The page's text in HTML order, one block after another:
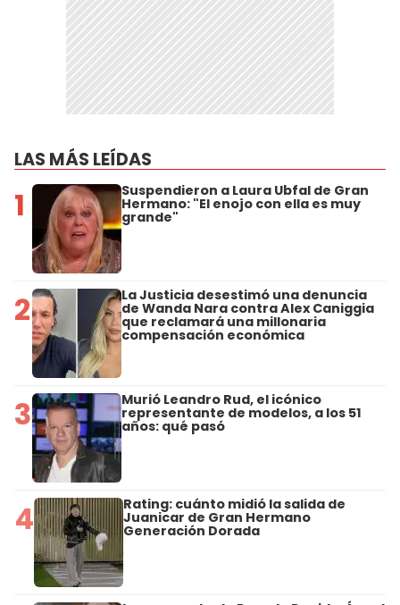
LAS MÁS LEÍDAS
1 Suspendieron a Laura Ubfal de Gran
Hermano: "El enojo con ella es muy
grande"
2 La Justicia desestimó una denuncia
de Wanda Nara contra Alex Caniggia
que reclamará una millonaria
compensación económica
3 Murió Leandro Rud, el icónico
representante de modelos, a los 51
años: qué pasó
4 Rating: cuánto midió la salida de
Juanicar de Gran Hermano
Generación Dorada